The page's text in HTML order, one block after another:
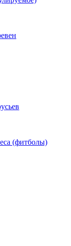
(фитболы)